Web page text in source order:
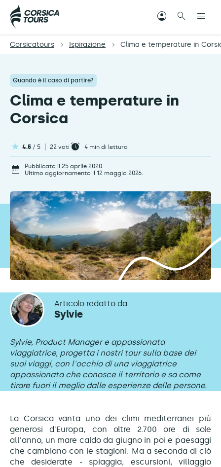
Corsicatours Ispirazione Clima e temperature in
Quando è il caso di partire?
Clima e temperature in
Corsica
4.5 / 5 22 voti 4 min di lettura
Pubblicato il 25 aprile 2020.
Ultimo aggiornamento il 12 maggio 2026.
Articolo redatto da
Sylvie
Sylvie, Product Manager e appassionata
viaggiatrice, progetta i nostri tour sulla base dei
suoi viaggi, con l'occhio di una viaggiatrice
appassionata che conosce il territorio e sa come
tirare fuori il meglio dalle esperienze delle persone.
La Corsica vanta uno dei climi mediterranei più
generosi d'Europa, con oltre 2.700 ore di sole
all'anno, un mare caldo da giugno in poi e paesaggi
che cambiano con le stagioni. Ma a seconda di ciò
che desiderate - spiaggia, escursioni, villaggio